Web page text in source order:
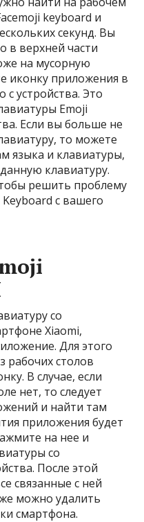
keyboard и
секунд. Вы
в верхней части
на мусорную
иконку приложения в
с устройства. Это
Emoji
Если вы больше не
то можете
языка и клавиатуры,
клавиатуру.
решить проблему
с вашего
со
Xiaomi,
Для этого
рабочих столов
В случае, если
нет, то следует
и найти там
приложения будет
на нее и
со
После этой
связанные с ней
можно удалить
смартфона.